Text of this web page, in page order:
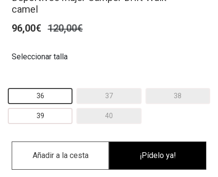
camel
96,00€ 120,00€
Seleccionar talla
36 37 38
39 40
¡Pídelo ya!